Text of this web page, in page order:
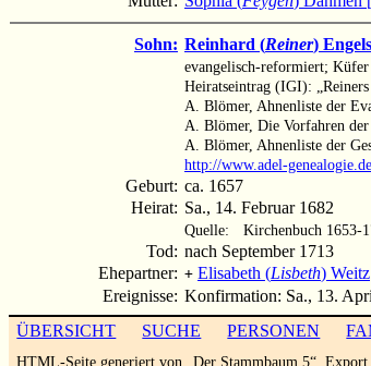
Sohn: Reinhard (Reiner) Engels
evangelisch-reformiert; Küfer
Heiratseintrag (IGI):
A. Blömer, Ahnenliste der
A. Blömer, Die Vorfahren
A. Blömer, Ahnenliste der
http://www.adel-
Geburt: ca. 1657
Heirat: Sa., 14. Februar 1682
Quelle: Kirchenbuch 1653-
Tod: nach September 1713
Ehepartner: + Elisabeth (Lisbeth) Weitz
Ereignisse: Konfirmation: Sa., 13.
ÜBERSICHT
SUCHE PERSONEN
HTML-Seite generiert von „Der Stammbaum 5“.